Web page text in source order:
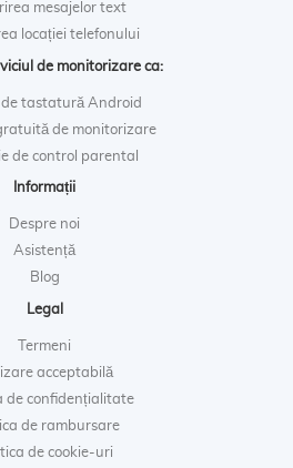
mesajelor text
locației telefonului
de monitorizare ca:
de tastatură Android
de monitorizare
de control parental
Informații
Despre noi
Asistență
Blog
Legal
Termeni
acceptabilă
de confidențialitate
de rambursare
de cookie-uri